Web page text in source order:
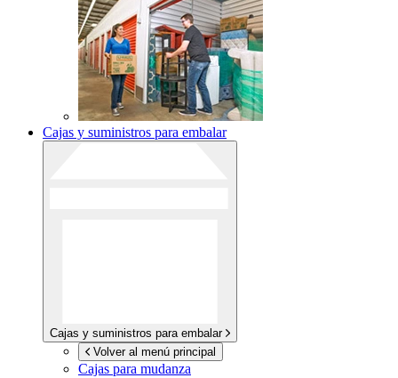
Cajas y suministros para embalar
Cajas y suministros para embalar
Volver al menú principal
Cajas para mudanza